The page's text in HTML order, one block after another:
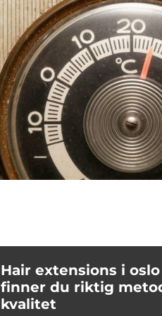
Hair extensions i oslo slik
finner du riktig
kvalitet